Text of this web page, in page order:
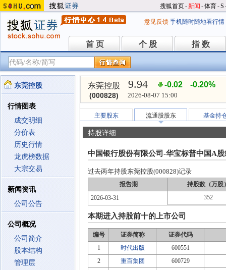
搜狐首页-新闻 -体育-S
意见反馈 手机随时随地看行情
首 页
首 页 个 股
个 股 指 数
指 数
东莞控股
行情图表
成交明细
分价表
历史行情
龙虎榜数据
大宗交易
新闻资讯
公司公告
公司概况
公司简介
股本结构
管理层
东莞控股
(000828)
9.94 -0.02 -0.20%
2026-08-07 15:00
主要股东 流通股股东 基金持
持股详细
中国银行股份有限公司-华宝标普中国A
过去两年持股东莞控股(000828)记录
报告期
持股数（万股
2026-03-31
352
本期进入持股前十的上市公司
编号 证券简称
证券代码
1
时代出版
600551
2
重百集团
600729